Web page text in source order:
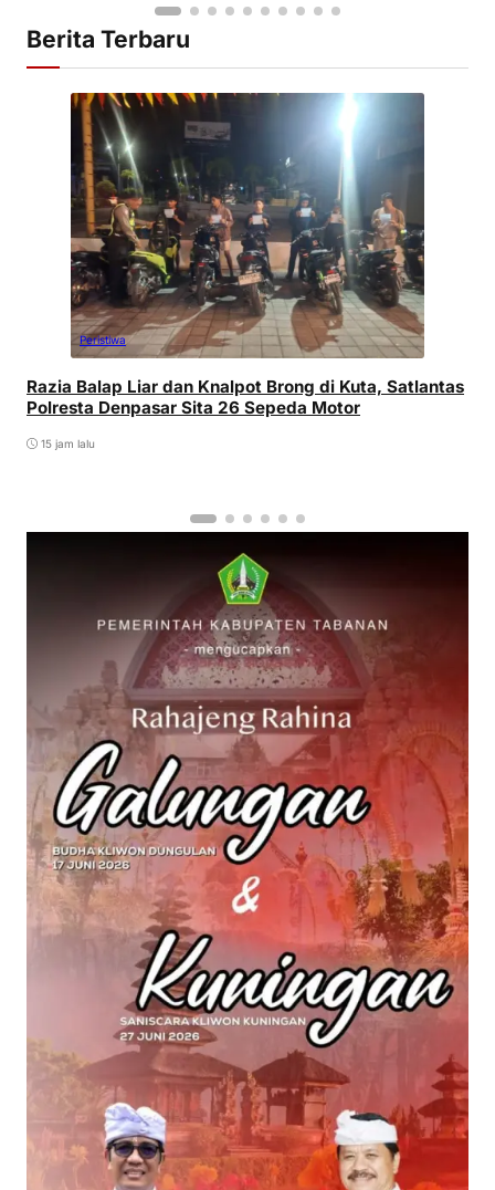
Berita Terbaru
Peristiwa
Razia Balap Liar dan Knalpot Brong di Kuta, Satlantas
Polresta Denpasar Sita 26 Sepeda Motor
15 jam lalu